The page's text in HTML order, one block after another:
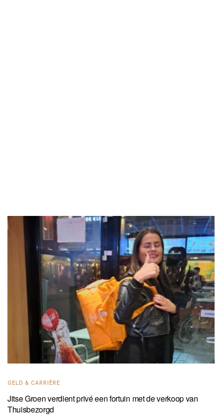
GELD & CARRIÈRE
Jitse Groen verdient privé een fortuin met de verkoop van
Thuisbezorgd